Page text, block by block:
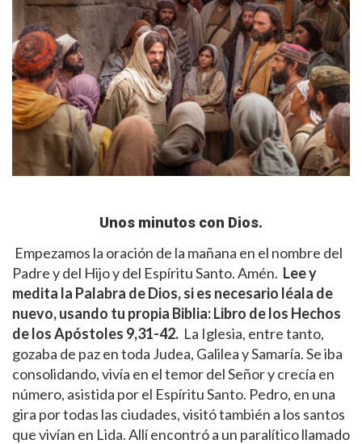
Unos minutos con Dios.
Empezamos la oración de la mañana en el nombre del
Padre y del Hijo y del Espíritu Santo. Amén. Lee y
medita la Palabra de Dios, si es necesario léala de
nuevo, usando tu propia Biblia:Libro de los Hechos
de los Apóstoles 9,31-42. La Iglesia, entre tanto,
gozaba de paz en toda Judea, Galilea y Samaría. Se iba
consolidando, vivía en el temor del Señor y crecía en
número, asistida por el Espíritu Santo. Pedro, en una
gira por todas las ciudades, visitó también a los santos
que vivían en Lida. Allí encontró a un paralítico llamado